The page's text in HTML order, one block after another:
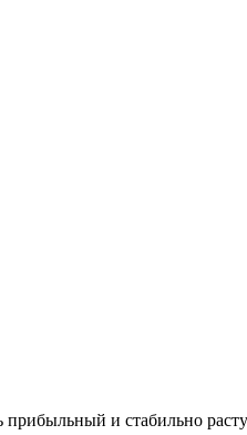
и стабильно